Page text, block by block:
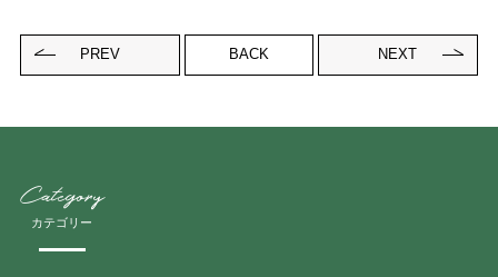
052-693-5788
PREV BACK NEXT
Category
カテゴリー